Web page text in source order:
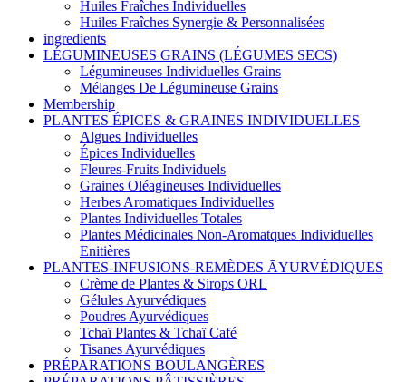
Huiles Fraîches Individuelles
Huiles Fraîches Synergie & Personnalisées
ingredients
LÉGUMINEUSES GRAINS (LÉGUMES SECS)
Légumineuses Individuelles Grains
Mélanges De Légumineuse Grains
Membership
PLANTES ÉPICES & GRAINES INDIVIDUELLES
Algues Individuelles
Épices Individuelles
Fleures-Fruits Individuels
Graines Oléagineuses Individuelles
Herbes Aromatiques Individuelles
Plantes Individuelles Totales
Plantes Médicinales Non-Aromatques Individuelles
Enitières
PLANTES-INFUSIONS-REMÈDES ĀYURVÉDIQUES
Crème de Plantes & Sirops ORL
Gélules Ayurvédiques
Poudres Ayurvédiques
Tchaï Plantes & Tchaï Café
Tisanes Ayurvédiques
PRÉPARATIONS BOULANGÈRES